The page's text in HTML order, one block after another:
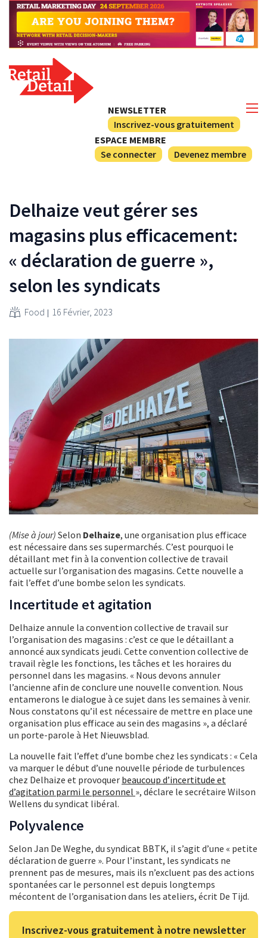
NEWSLETTER
Inscrivez-vous gratuitement
ESPACE MEMBRE
Se connecter
Devenez membre
Delhaize veut gérer ses
magasins plus efficacement:
« déclaration de guerre »,
selon les syndicats
Food 16 Février, 2023
(Mise à jour) Selon Delhaize, une organisation plus efficace
est nécessaire dans ses supermarchés. C’est pourquoi le
détaillant met fin à la convention collective de travail
actuelle sur l’organisation des magasins. Cette nouvelle a
fait l’effet d’une bombe selon les syndicats.
Incertitude et agitation
Delhaize annule la convention collective de travail sur
l’organisation des magasins : c’est ce que le détaillant a
annoncé aux syndicats jeudi. Cette convention collective de
travail règle les fonctions, les tâches et les horaires du
personnel dans les magasins. « Nous devons annuler
l’ancienne afin de conclure une nouvelle convention. Nous
entamerons le dialogue à ce sujet dans les semaines à venir.
Nous constatons qu’il est nécessaire de mettre en place une
organisation plus efficace au sein des magasins », a déclaré
un porte-parole à Het Nieuwsblad.
La nouvelle fait l’effet d’une bombe chez les syndicats : « Cela
va marquer le début d’une nouvelle période de turbulences
chez Delhaize et provoquer beaucoup d’incertitude et
d’agitation parmi le personnel », déclare le secrétaire Wilson
Wellens du syndicat libéral.
Polyvalence
Selon Jan De Weghe, du syndicat BBTK, il s’agit d’une « petite
déclaration de guerre ». Pour l’instant, les syndicats ne
prennent pas de mesures, mais ils n’excluent pas des actions
spontanées car le personnel est depuis longtemps
mécontent de l’organisation dans les ateliers, écrit De Tijd.
Inscrivez-vous gratuitement à notre newsletter